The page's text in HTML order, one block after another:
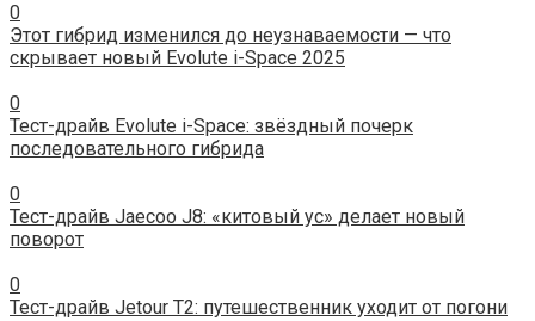
0
Этот гибрид изменился до неузнаваемости — что
скрывает новый Evolute i-Space 2025
0
Тест-драйв Evolute i-Space: звёздный почерк
последовательного гибрида
0
Тест-драйв Jaecoo J8: «китовый ус» делает новый
поворот
0
Тест-драйв Jetour T2: путешественник уходит от погони